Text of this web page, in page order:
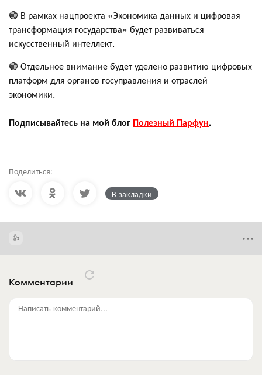
🟣 В рамках нацпроекта «Экономика данных и цифровая
трансформация государства» будет развиваться
искусственный интеллект.
🟣 Отдельное внимание будет уделено развитию цифровых
платформ для органов госуправления и отраслей
экономики.
Подписывайтесь на мой блог Полезный Парфун.
Поделиться:
В закладки
Комментарии
Написать комментарий...